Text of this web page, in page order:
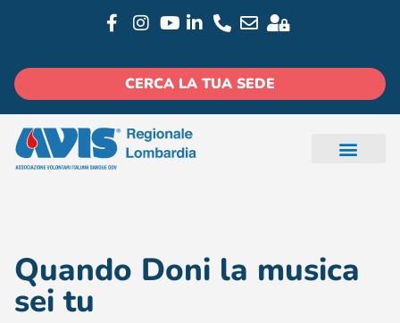
CERCA LA TUA SEDE
Quando Doni la musica
sei tu